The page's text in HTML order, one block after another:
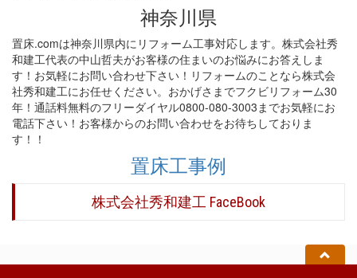
神奈川県
置床.comは神奈川県内にリフォーム工事対応します。株式会社秀
和建工代表の中山哲夫がお客様の住まいのお悩みにお答えしま
す！お気軽にお問い合わせ下さい！リフォームのことなら株式会
社秀和建工にお任せください。おかげさまでフクビリフォーム30
年！通話料無料のフリーダイヤル0800-080-3003までお気軽にお
電話下さい！お客様からのお問い合わせをお待ちしておりま
す！！
置床工事例
株式会社秀和建工 FaceBook